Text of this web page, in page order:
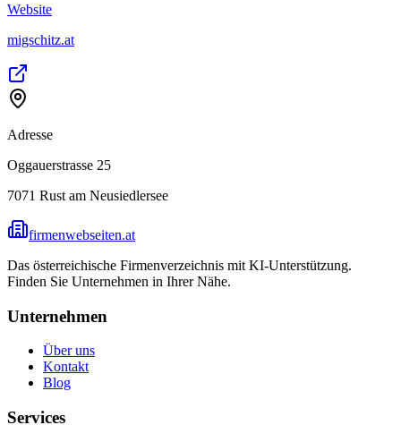
Website
migschitz.at
Adresse
Oggauerstrasse 25
7071 Rust am Neusiedlersee
firmenwebseiten.at
Das österreichische Firmenverzeichnis mit KI-Unterstützung.
Finden Sie Unternehmen in Ihrer Nähe.
Unternehmen
Über uns
Kontakt
Blog
Services